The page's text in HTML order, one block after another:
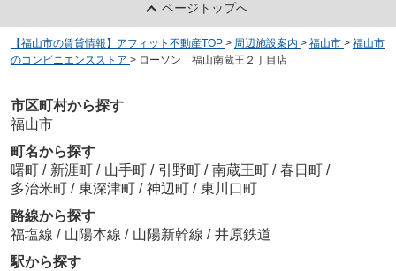
ページトップへ
【福山市の賃貸情報】アフィット不動産TOP > 周辺施設案内 > 福山市 > 福山市
のコンビニエンスストア > ローソン 福山南蔵王２丁目店
市区町村から探す
福山市
町名から探す
曙町 / 新涯町 / 山手町 / 引野町 / 南蔵王町 / 春日町 /
多治米町 / 東深津町 / 神辺町 / 東川口町
路線から探す
福塩線 / 山陽本線 / 山陽新幹線 / 井原鉄道
駅から探す